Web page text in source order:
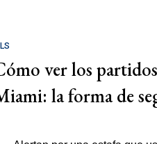
ver los
la forma de